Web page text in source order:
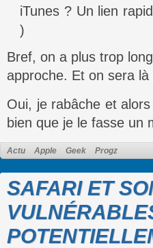
iTunes ? Un lien
)
Bref, on a plus trop
approche. Et on sera
Oui, je rabâche et
bien que je le fasse un
Actu Apple Geek Progz
SAFARI ET